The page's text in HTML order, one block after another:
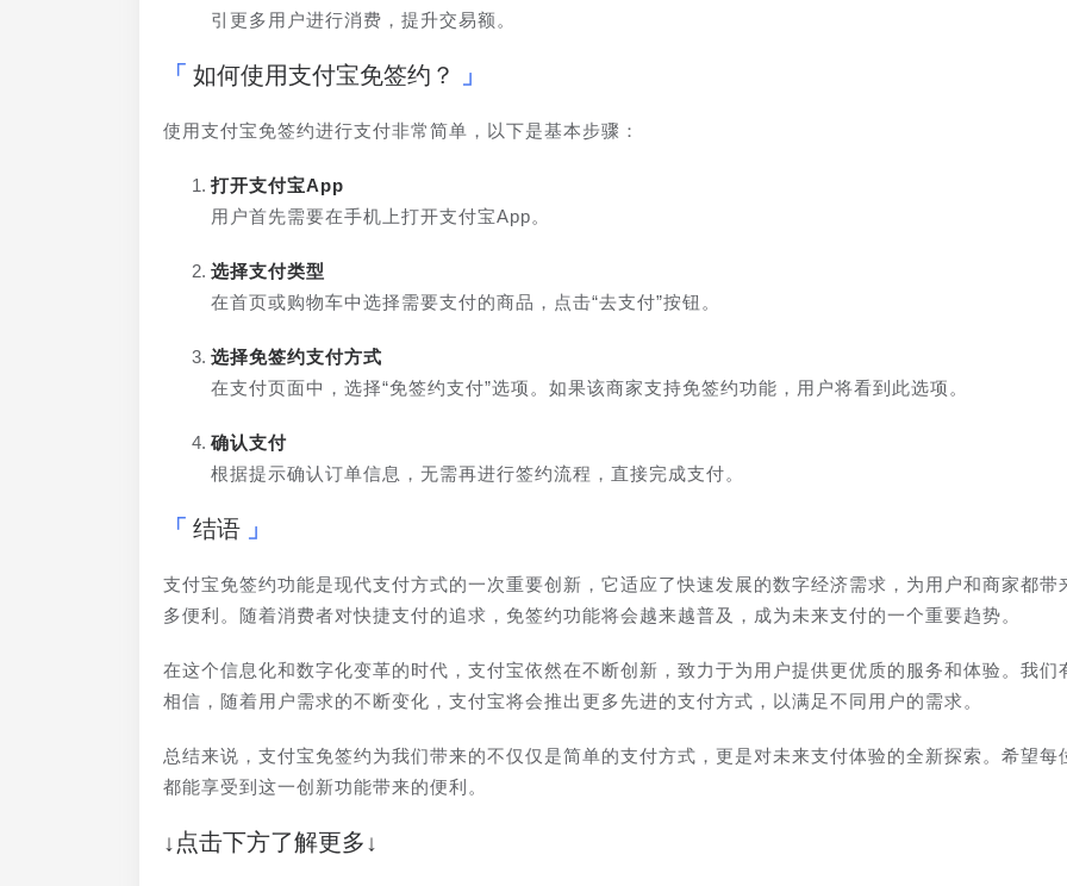
引更多用户进行消费，提升交易额。
如何使用支付宝免签约？
使用支付宝免签约进行支付非常简单，以下是基本步骤：
打开支付宝App
用户首先需要在手机上打开支付宝App。
选择支付类型
在首页或购物车中选择需要支付的商品，点击“去支付”按钮。
选择免签约支付方式
在支付页面中，选择“免签约支付”选项。如果该商家支持免签约功能，用户将看到此选项。
确认支付
根据提示确认订单信息，无需再进行签约流程，直接完成支付。
结语
支付宝免签约功能是现代支付方式的一次重要创新，它适应了快速发展的数字经济需求，为用户和商家都带
多便利。随着消费者对快捷支付的追求，免签约功能将会越来越普及，成为未来支付的一个重要趋势。
在这个信息化和数字化变革的时代，支付宝依然在不断创新，致力于为用户提供更优质的服务和体验。我们
相信，随着用户需求的不断变化，支付宝将会推出更多先进的支付方式，以满足不同用户的需求。
总结来说，支付宝免签约为我们带来的不仅仅是简单的支付方式，更是对未来支付体验的全新探索。希望每
都能享受到这一创新功能带来的便利。
↓点击下方了解更多↓